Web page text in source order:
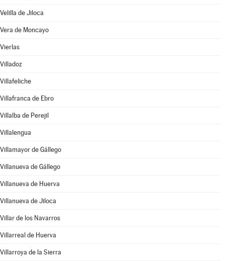
Velilla de Jiloca
Vera de Moncayo
Vierlas
Villadoz
Villafeliche
Villafranca de Ebro
Villalba de Perejil
Villalengua
Villamayor de Gállego
Villanueva de Gállego
Villanueva de Huerva
Villanueva de Jiloca
Villar de los Navarros
Villarreal de Huerva
Villarroya de la Sierra